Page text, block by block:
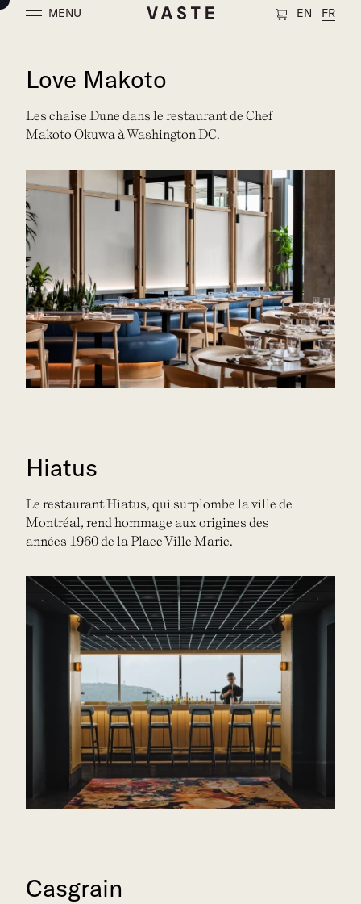
MENU EN FR
Love Makoto
Les chaise Dune dans le restaurant de Chef
Makoto Okuwa à Washington DC.
Hiatus
Le restaurant Hiatus, qui surplombe la ville de
Montréal, rend hommage aux origines des
années 1960 de la Place Ville Marie.
Casgrain